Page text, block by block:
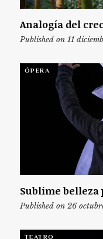
Analogía del
Published on 11
ÓPERA
Sublime belleza
Published on 26
TEATRO